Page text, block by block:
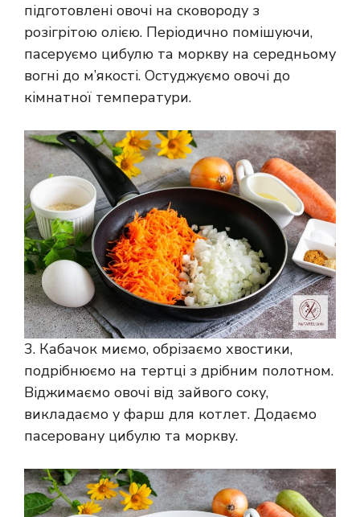
підготовлені овочі на сковороду з
розігрітою олією. Періодично помішуючи,
пасеруємо цибулю та моркву на середньому
вогні до м’якості. Остуджуємо овочі до
кімнатної температури.
3. Кабачок миємо, обрізаємо хвостики,
подрібнюємо на тертці з дрібним полотном.
Віджимаємо овочі від зайвого соку,
викладаємо у фарш для котлет. Додаємо
пасеровану цибулю та моркву.